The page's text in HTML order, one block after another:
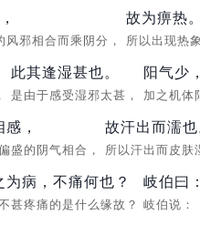
风邪相合而乘阴分，
故为痹热。
所以出现热
此其逢湿甚也。
是由于感受湿邪太甚，
阳气少，
加之机体
，
盛的阴气相合，
故汗出而濡也
所以汗出而皮肤
为病，不痛何也？
甚疼痛的是什么缘故？
岐伯曰：
岐伯说：